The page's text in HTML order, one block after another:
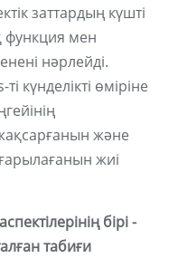
заттардың күшті
мен
нәрлейді.
күнделікті өміріне
және
жиі
бірі -
табиғи